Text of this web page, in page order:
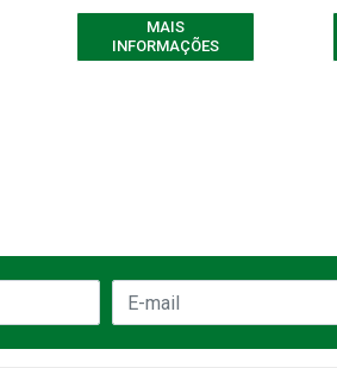
MAIS
INFORMAÇÕES